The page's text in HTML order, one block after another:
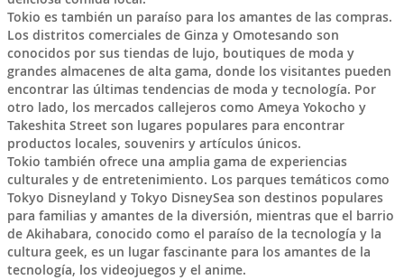
Tokio es también un paraíso para los amantes de las compras.
Los distritos comerciales de Ginza y Omotesando son
conocidos por sus tiendas de lujo, boutiques de moda y
grandes almacenes de alta gama, donde los visitantes pueden
encontrar las últimas tendencias de moda y tecnología. Por
otro lado, los mercados callejeros como Ameya Yokocho y
Takeshita Street son lugares populares para encontrar
productos locales, souvenirs y artículos únicos.
Tokio también ofrece una amplia gama de experiencias
culturales y de entretenimiento. Los parques temáticos como
Tokyo Disneyland y Tokyo DisneySea son destinos populares
para familias y amantes de la diversión, mientras que el barrio
de Akihabara, conocido como el paraíso de la tecnología y la
cultura geek, es un lugar fascinante para los amantes de la
tecnología, los videojuegos y el anime.